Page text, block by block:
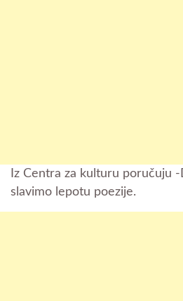
Iz Centra za kulturu poručuju
slavimo lepotu poezije.